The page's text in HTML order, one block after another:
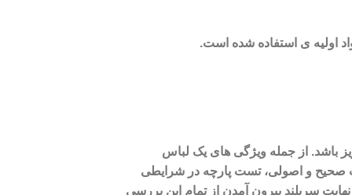
باشد. از جمله ویژگی های یک لباس
صحیح و اصولی، تست پارچه در شرایطی
نهایت سربلند بیرون آمدن از تمام این بررسی